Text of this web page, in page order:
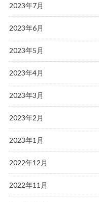
2023年7月
2023年6月
2023年5月
2023年4月
2023年3月
2023年2月
2023年1月
2022年12月
2022年11月